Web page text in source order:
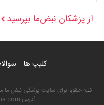
از پزشکان نبض‌ما بپرسید
کلیپ ها
کلیه حقوق برای سایت پزشکی نبض ما
آدرس nabzema.com مجاز است.